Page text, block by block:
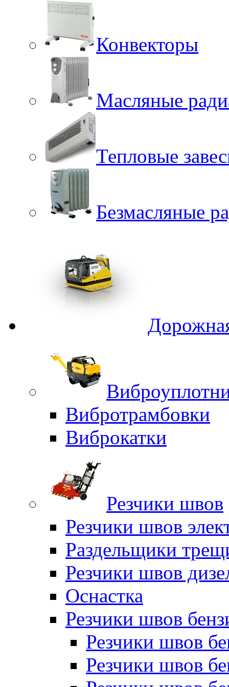
Конвекторы
Масляные
Тепловые
Безмасляные
Вибротрамбовки
Виброкатки
Резчики швов
Резчики швов
Раздельщики
Резчики швов
Оснастка
Резчики швов
Резчики швов
Резчики швов